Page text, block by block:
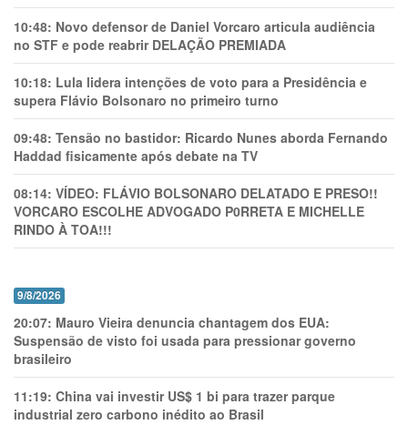
10:48: Novo defensor de Daniel Vorcaro articula audiência
no STF e pode reabrir DELAÇÃO PREMIADA
10:18: Lula lidera intenções de voto para a Presidência e
supera Flávio Bolsonaro no primeiro turno
09:48: Tensão no bastidor: Ricardo Nunes aborda Fernando
Haddad fisicamente após debate na TV
08:14: VÍDEO: FLÁVIO BOLSONARO DELATADO E PRESO!!
VORCARO ESCOLHE ADVOGADO P0RRETA E MICHELLE
RINDO À TOA!!!
9/8/2026
20:07: Mauro Vieira denuncia chantagem dos EUA:
Suspensão de visto foi usada para pressionar governo
brasileiro
11:19: China vai investir US$ 1 bi para trazer parque
industrial zero carbono inédito ao Brasil